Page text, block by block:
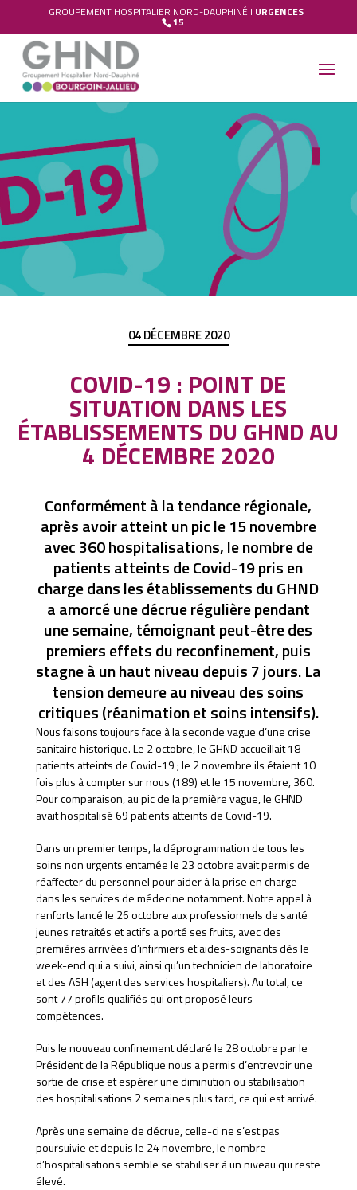
GROUPEMENT HOSPITALIER NORD-DAUPHINÉ I URGENCES
15
04 DÉCEMBRE 2020
COVID-19 : POINT DE
SITUATION DANS LES
ÉTABLISSEMENTS DU GHND AU
4 DÉCEMBRE 2020
Conformément à la tendance régionale,
après avoir atteint un pic le 15 novembre
avec 360 hospitalisations, le nombre de
patients atteints de Covid-19 pris en
charge dans les établissements du GHND
a amorcé une décrue régulière pendant
une semaine, témoignant peut-être des
premiers effets du reconfinement, puis
stagne à un haut niveau depuis 7 jours. La
tension demeure au niveau des soins
critiques (réanimation et soins intensifs).
Nous faisons toujours face à la seconde vague d’une crise
sanitaire historique. Le 2 octobre, le GHND accueillait 18
patients atteints de Covid-19 ; le 2 novembre ils étaient 10
fois plus à compter sur nous (189) et le 15 novembre, 360.
Pour comparaison, au pic de la première vague, le GHND
avait hospitalisé 69 patients atteints de Covid-19.
Dans un premier temps, la déprogrammation de tous les
soins non urgents entamée le 23 octobre avait permis de
réaffecter du personnel pour aider à la prise en charge
dans les services de médecine notamment. Notre appel à
renforts lancé le 26 octobre aux professionnels de santé
jeunes retraités et actifs a porté ses fruits, avec des
premières arrivées d’infirmiers et aides-soignants dès le
week-end qui a suivi, ainsi qu’un technicien de laboratoire
et des ASH (agent des services hospitaliers). Au total, ce
sont 77 profils qualifiés qui ont proposé leurs
compétences.
Puis le nouveau confinement déclaré le 28 octobre par le
Président de la République nous a permis d’entrevoir une
sortie de crise et espérer une diminution ou stabilisation
des hospitalisations 2 semaines plus tard, ce qui est arrivé.
Après une semaine de décrue, celle-ci ne s’est pas
poursuivie et depuis le 24 novembre, le nombre
d’hospitalisations semble se stabiliser à un niveau qui reste
élevé.